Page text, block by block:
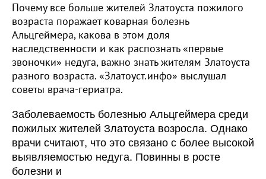
Почему все больше жителей Златоуста пожилого
возраста поражает коварная болезнь
Альцгеймера, какова в этом доля
наследственности и как распознать «первые
звоночки» недуга, важно знать жителям Златоуста
разного возраста. «Златоуст.инфо» выслушал
советы врача-гериатра.
Заболеваемость болезнью Альцгеймера среди
пожилых жителей Златоуста возросла. Однако
врачи считают, что это связано с более высокой
выявляемостью недуга. Повинны в росте
болезни и